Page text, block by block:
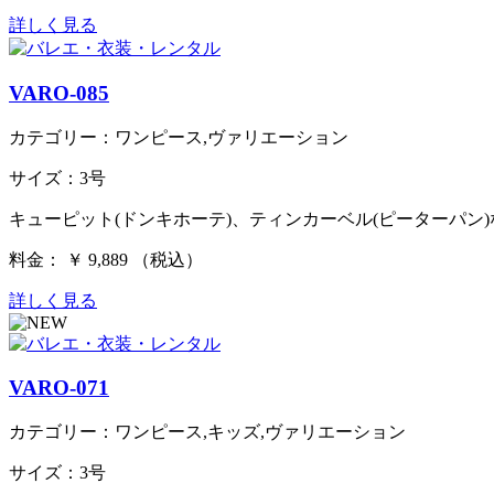
詳しく見る
VARO-085
カテゴリー：ワンピース,ヴァリエーション
サイズ：3号
キューピット(ドンキホーテ)、ティンカーベル(ピーターパン)
料金： ￥ 9,889 （税込）
詳しく見る
VARO-071
カテゴリー：ワンピース,キッズ,ヴァリエーション
サイズ：3号